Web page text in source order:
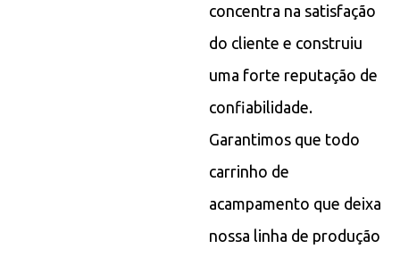
concentra na satisfação
do cliente e construiu
uma forte reputação de
confiabilidade.
Garantimos que todo
carrinho de
acampamento que deixa
nossa linha de produção